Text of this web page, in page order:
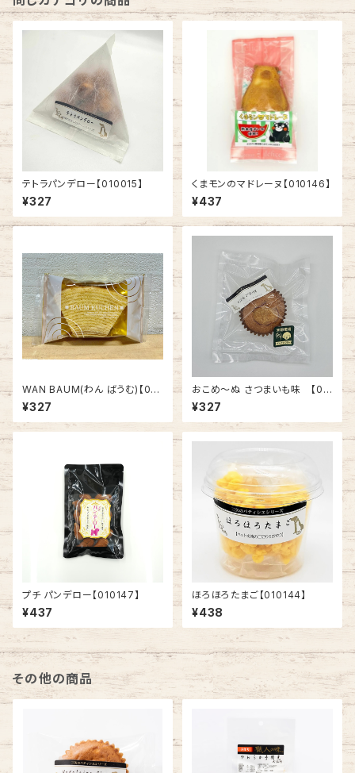
テトラパンデロー【010015】
¥327
くまモンのマドレーヌ【010146】
¥437
WAN BAUM(わん ばうむ)【010
092】
¥327
おこめ～ぬ さつまいも味 【01
0129】
¥327
プチ パンデロー【010147】
¥437
ほろほろたまご【010144】
¥438
その他の商品